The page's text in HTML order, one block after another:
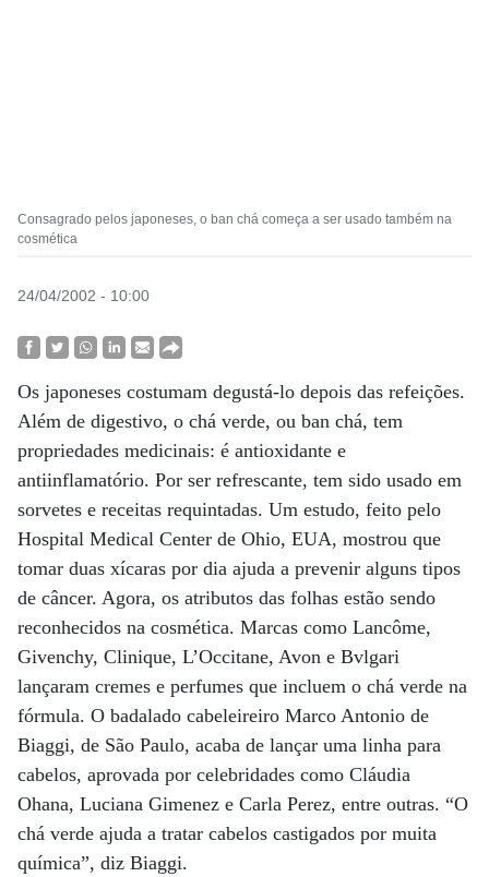
Consagrado pelos japoneses, o ban chá começa a ser usado também na
cosmética
24/04/2002 - 10:00
Os japoneses costumam degustá-lo depois das refeições.
Além de digestivo, o chá verde, ou ban chá, tem
propriedades medicinais: é antioxidante e
antiinflamatório. Por ser refrescante, tem sido usado em
sorvetes e receitas requintadas. Um estudo, feito pelo
Hospital Medical Center de Ohio, EUA, mostrou que
tomar duas xícaras por dia ajuda a prevenir alguns tipos
de câncer. Agora, os atributos das folhas estão sendo
reconhecidos na cosmética. Marcas como Lancôme,
Givenchy, Clinique, L’Occitane, Avon e Bvlgari
lançaram cremes e perfumes que incluem o chá verde na
fórmula. O badalado cabeleireiro Marco Antonio de
Biaggi, de São Paulo, acaba de lançar uma linha para
cabelos, aprovada por celebridades como Cláudia
Ohana, Luciana Gimenez e Carla Perez, entre outras. “O
chá verde ajuda a tratar cabelos castigados por muita
química”, diz Biaggi.